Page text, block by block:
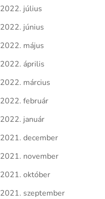
2022. július
2022. június
2022. május
2022. április
2022. március
2022. február
2022. január
2021. december
2021. november
2021. október
2021. szeptember